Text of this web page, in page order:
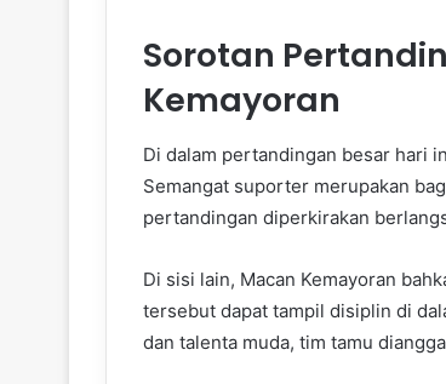
Sorotan
Kemayoran
Di dalam pertandingan besar hari
Semangat suporter merupakan
pertandingan diperkirakan
Di sisi lain, Macan Kemayoran
tersebut dapat tampil disiplin di
dan talenta muda, tim tamu